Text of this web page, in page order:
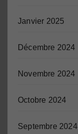
Janvier 2025
Décembre 2024
Novembre 2024
Octobre 2024
Septembre 2024